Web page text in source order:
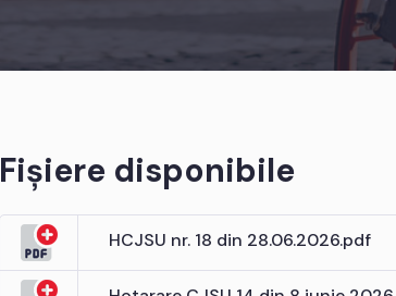
Fișiere disponibile
HCJSU nr. 18 din 28.06.2026.pdf